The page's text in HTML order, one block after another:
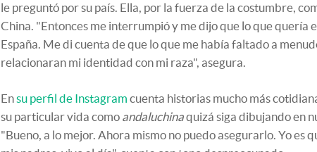
le preguntó por su país. Ella, por la fuerza de la costumbre,
China. "Entonces me interrumpió y me dijo que lo que quería
España. Me di cuenta de que lo que me había faltado a
relacionaran mi identidad con mi raza", asegura.
Ensu perfil de Instagram cuenta historias mucho más
su particular vida como andaluchinaquizá siga dibujando en
"Bueno, a lo mejor. Ahora mismo no puedo asegurarlo. Yo es